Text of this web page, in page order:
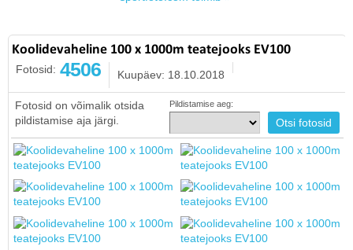
Koolidevaheline 100 x 1000m teatejooks EV100
Fotosid: 4506 Kuupäev: 18.10.2018
Fotosid on võimalik otsida
pildistamise aja järgi.
Pildistamise aeg: